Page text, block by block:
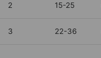
2 15-25
3 22-36